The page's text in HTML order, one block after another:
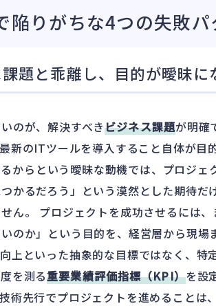
陥りがちな4つの失敗パ
題と乖離し、目的が曖昧に
のが、解決すべきビジネス課題が明確
新のITツールを導入すること自体が目
からという曖昧な動機では、プロジェ
かるだろう」という漠然とした期待だ
ん。 プロジェクトを成功させるには
のか」という目的を、経営層から現場
上といった抽象的な目標ではなく、特
を測る重要業績評価指標（KPI）を設
術先行でプロジェクトを進めることは